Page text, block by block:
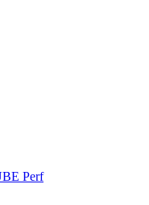
Perf